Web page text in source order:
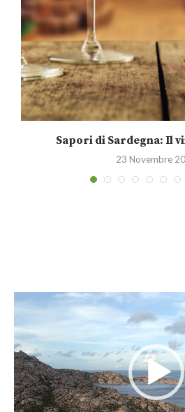
Sapori di Sardegna: Il
23 Novembre
Player